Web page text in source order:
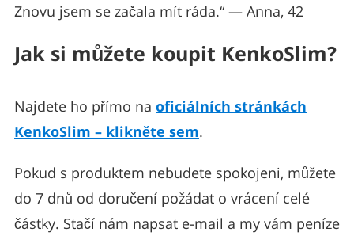
Znovu jsem se začala mít ráda.“ — Anna, 42
Jak si můžete koupit KenkoSlim?
Najdete ho přímo na oficiálních stránkách
KenkoSlim – klikněte sem.
Pokud s produktem nebudete spokojeni, můžete
do 7 dnů od doručení požádat o vrácení celé
částky. Stačí nám napsat e-mail a my vám peníze